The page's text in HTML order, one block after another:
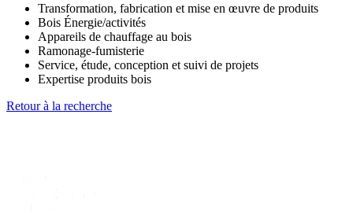
Transformation, fabrication et mise en œuvre de produits
Bois Énergie/activités
Appareils de chauffage au bois
Ramonage-fumisterie
Service, étude, conception et suivi de projets
Expertise produits bois
Retour à la recherche